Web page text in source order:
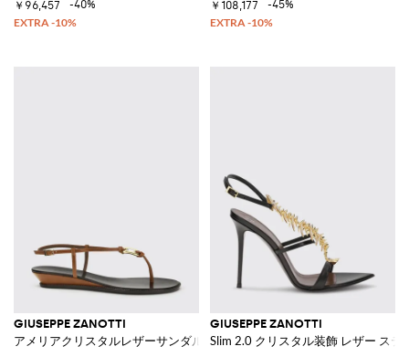
￥96,457
-40%
￥108,177
-45%
GIUSEPPE ZANOTTI
アメリアクリスタルレザーサンダル
GIUSEPPE ZANOTTI
Slim 2.0 クリスタル装飾 レザー ステ